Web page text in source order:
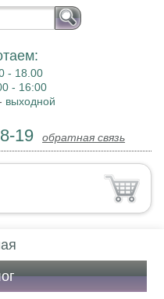
- 18.00
- 16:00
выходной
19 обратная связь